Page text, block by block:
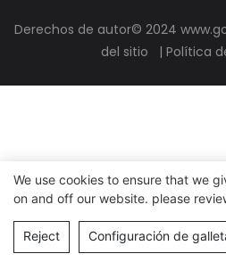
Derechos de autor© 2024
del sitio
| Política
We use cookies to ensure that we
on and off our website. please
Reject Configuración de